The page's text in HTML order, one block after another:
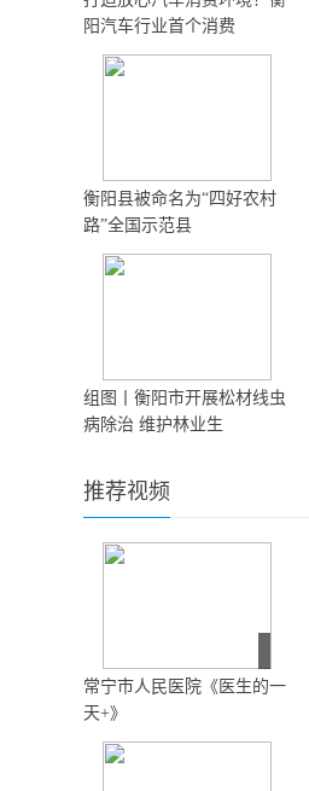
阳汽车行业首个消费
衡阳县被命名为“四好农村
路”全国示范县
组图丨衡阳市开展松材线虫
病除治 维护林业生
推荐视频
常宁市人民医院《医生的一
天+》